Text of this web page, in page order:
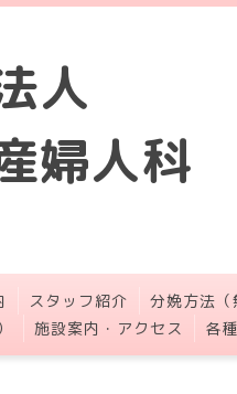
人
婦人科
スタッフ紹介 分娩方法（
施設案内・アクセス 各